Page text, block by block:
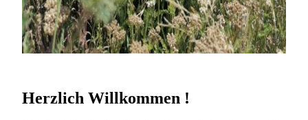
Herzlich Willkommen !